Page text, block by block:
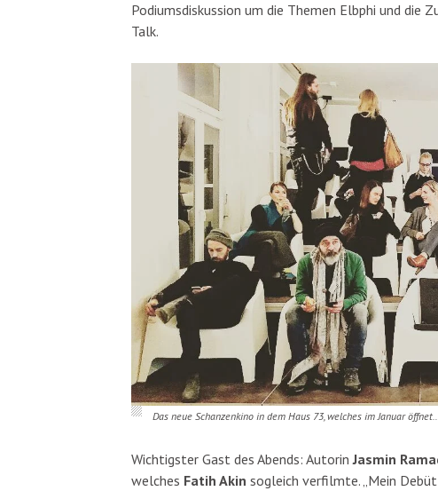
Podiumsdiskussion um die Themen Elbphi und
Talk.
Das neue Schanzenkino in dem Haus 73, welches im Januar öffnet…
Wichtigster Gast des Abends: AutorinJasmin
welches Fatih Akin sogleich verfilmte. „Mein